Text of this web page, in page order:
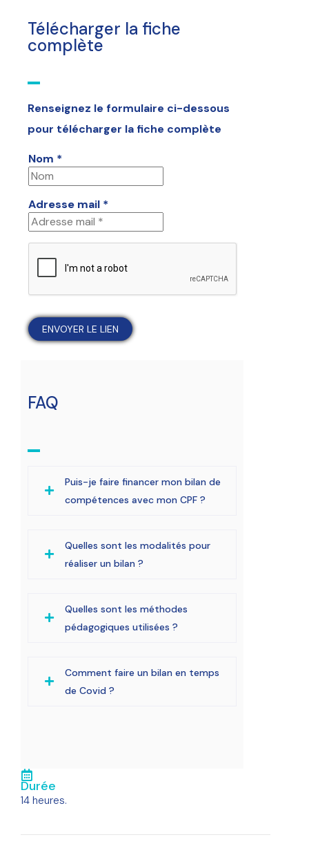
Télécharger la fiche
complète
Renseignez le formulaire ci-dessous
pour télécharger la fiche complète
Nom *
Adresse mail *
FAQ
Puis-je faire financer mon bilan de
compétences avec mon CPF ?
Quelles sont les modalités pour
réaliser un bilan ?
Quelles sont les méthodes
pédagogiques utilisées ?
Comment faire un bilan en temps
de Covid ?
Durée
14 heures.